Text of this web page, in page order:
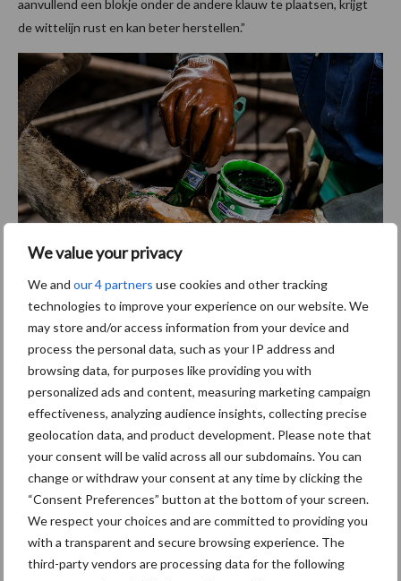
We value your privacy
We and our 4 partners use cookies and other tracking
technologies to improve your experience on our website. We
may store and/or access information from your device and
process the personal data, such as your IP address and
browsing data, for purposes like providing you with
personalized ads and content, measuring marketing campaign
effectiveness, analyzing audience insights, collecting precise
geolocation data, and product development. Please note that
your consent will be valid across all our subdomains. You can
change or withdraw your consent at any time by clicking the
“Consent Preferences” button at the bottom of your screen.
We respect your choices and are committed to providing you
with a transparent and secure browsing experience. The
third-party vendors are processing data for the following
aanvullend een blokje onder de andere klauw te plaatsen, krijgt
de wittelijn rust en kan beter herstellen.”
De Intra Hoof-Fit Gel wordt toegepast voor een effectieve,
antibiotica vrije verzorging en bescherming van klauwen.
Preventieve zorg
Goede klauwverzorging begint bij een sterke algehele
gezondheid van de koeien. “Het ligt dus niet enkel aan een
product of behandeling, maar aan het totaalplaatje,” benadrukt
Kloosterman. “Verzwakte koeien hebben simpelweg minder kans
op genezing. Het middel moet ondersteunen, maar de koe moet
ook sterk genoeg zijn om te herstellen.